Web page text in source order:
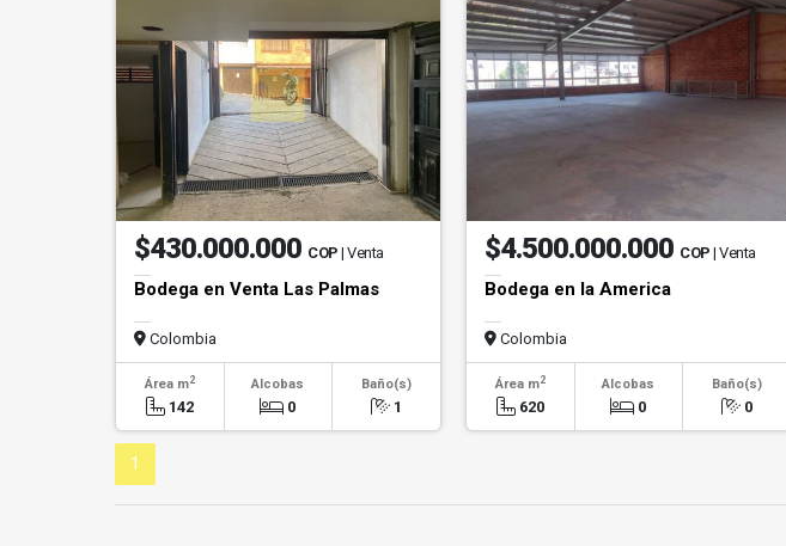
$430.000.000 COP | Venta
Bodega en Venta Las Palmas
Colombia
Área m2
142
Alcobas
0
Baño(s)
1
$4.500.000.000 COP | Venta
Bodega en la America
Colombia
Área m2
620
Alcobas
0
Baño(s)
0
1